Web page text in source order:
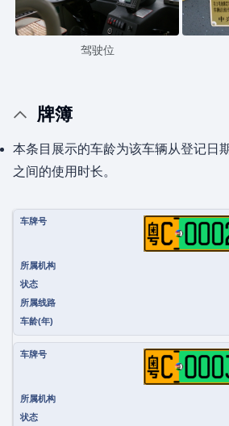
驾驶位
牌簿
本条目展示的车龄为该车辆从登记日
之间的使用时长。
粤C00027D
粤C00035D